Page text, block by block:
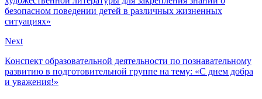
безопасном поведении детей в различных жизненных
ситуациях»
Next
Конспект образовательной деятельности по познавательному
развитию в подготовительной группе на тему: «С днем добра
и уважения!»